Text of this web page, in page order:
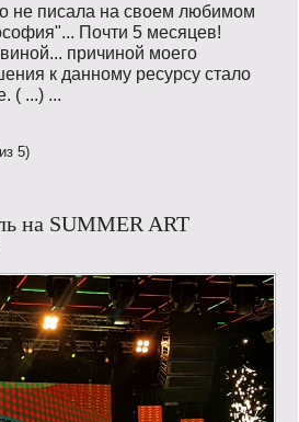
не писала на своем любимом
Почти 5 месяцев!
причиной моего
к данному ресурсу стало
( ...) ...
5)
на SUMMER ART